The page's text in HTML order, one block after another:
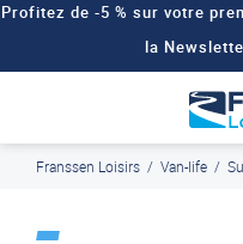
Profitez de -5 % sur votre
la
Paiement en ligne
Franssen Loisirs / Van-life /